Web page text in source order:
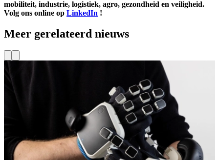
mobiliteit, industrie, logistiek, agro, gezondheid en veiligheid.
Volg ons online op LinkedIn !
Meer gerelateerd nieuws
Nieuw project: Immersieve training voor veiliger
werken op afstand
Wat als toekomstige professionals in de energiesector de taken die
zij leren alvast kunnen ervaren voordat zij deze in de praktijk
uitvoeren?
Lees meer